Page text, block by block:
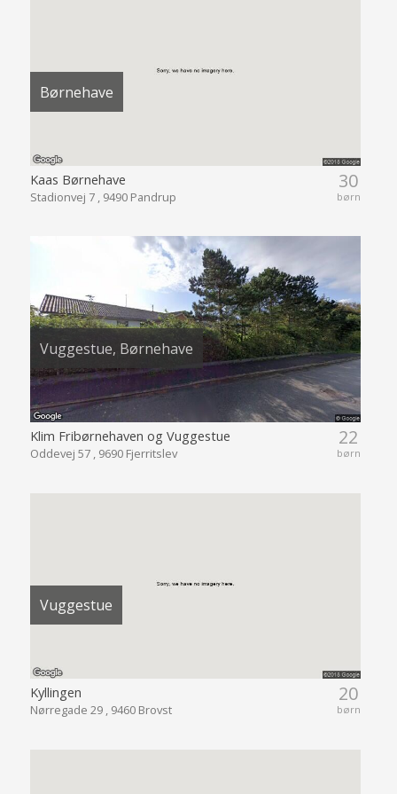
Børnehave
30
børn
Kaas Børnehave
Stadionvej 7 , 9490 Pandrup
Vuggestue, Børnehave
22
børn
Klim Fribørnehaven og Vuggestue
Oddevej 57 , 9690 Fjerritslev
Vuggestue
20
børn
Kyllingen
Nørregade 29 , 9460 Brovst